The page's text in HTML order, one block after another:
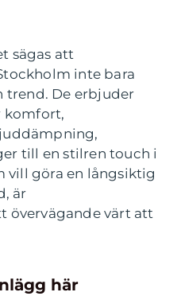
sägas att
inte bara
trend. De erbjuder
komfort,
till en stilren touch i
vill göra en långsiktig
är
övervägande värt att
här